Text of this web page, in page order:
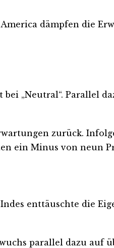
dämpfen die
„Neutral“. Parallel
zurück.
ein Minus von neun
enttäuschte die
parallel dazu auf